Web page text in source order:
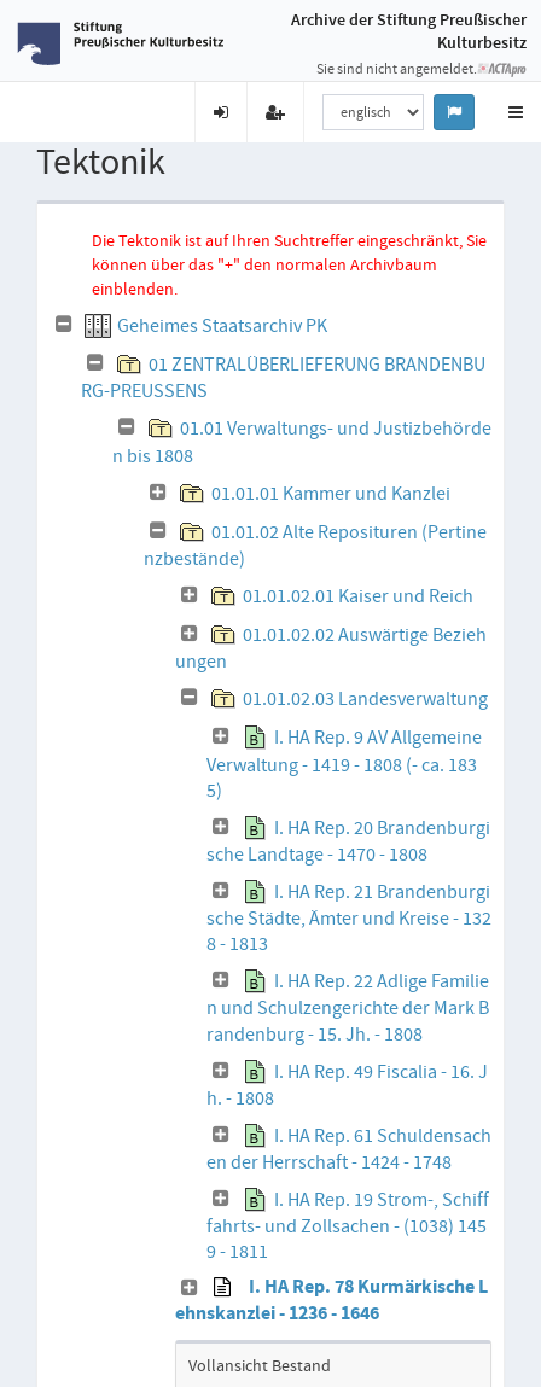
Archive der Stiftung Preußischer
Kulturbesitz
Sie sind nicht angemeldet.
Tektonik
Die Tektonik ist auf Ihren Suchtreffer eingeschränkt, Sie
können über das "+" den normalen Archivbaum
einblenden.
Geheimes Staatsarchiv PK
01 ZENTRALÜBERLIEFERUNG BRANDENBU
RG-PREUSSENS
01.01 Verwaltungs- und Justizbehörde
n bis 1808
01.01.01 Kammer und Kanzlei
01.01.02 Alte Reposituren (Pertine
nzbestände)
01.01.02.01 Kaiser und Reich
01.01.02.02 Auswärtige Bezieh
ungen
01.01.02.03 Landesverwaltung
I. HA Rep. 9 AV Allgemeine
Verwaltung - 1419 - 1808 (- ca. 183
5)
I. HA Rep. 20 Brandenburgi
sche Landtage - 1470 - 1808
I. HA Rep. 21 Brandenburgi
sche Städte, Ämter und Kreise - 132
8 - 1813
I. HA Rep. 22 Adlige Familie
n und Schulzengerichte der Mark B
randenburg - 15. Jh. - 1808
I. HA Rep. 49 Fiscalia - 16. J
h. - 1808
I. HA Rep. 61 Schuldensach
en der Herrschaft - 1424 - 1748
I. HA Rep. 19 Strom-, Schiff
fahrts- und Zollsachen - (1038) 145
9 - 1811
I. HA Rep. 78 Kurmärkische L
ehnskanzlei - 1236 - 1646
Vollansicht Bestand